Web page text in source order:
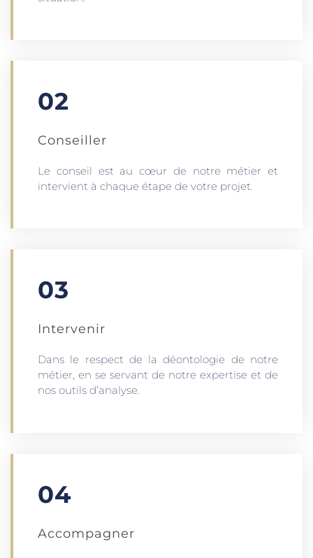
02
Conseiller
Le conseil est au cœur de notre métier et
intervient à chaque étape de votre projet.
03
Intervenir
Dans le respect de la déontologie de notre
métier, en se servant de notre expertise et de
nos outils d’analyse.
04
Accompagner